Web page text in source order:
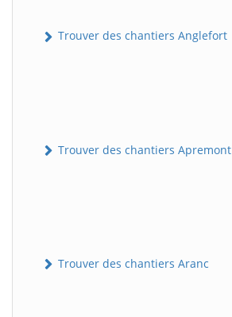
Trouver des chantiers Anglefort
Trouver des chantiers Apremont
Trouver des chantiers Aranc